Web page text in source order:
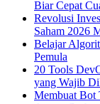
Biar Cepat
Revolusi
Saham 2026
Belajar
Pemula
20 Tools
yang Wajib
Membuat Bot